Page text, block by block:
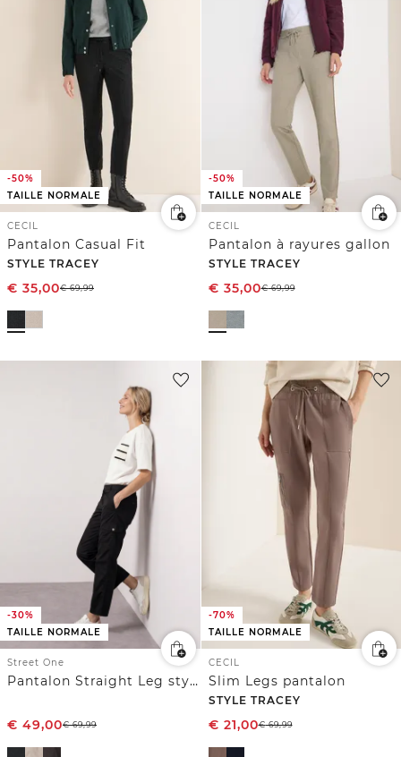
-50%
TAILLE NORMALE
CECIL
Pantalon Casual Fit
STYLE TRACEY
€ 35,00€69,99
-50%
TAILLE NORMALE
CECIL
Pantalon à rayures gallon
STYLE TRACEY
€ 35,00€69,99
-30%
TAILLE NORMALE
Street One
Pantalon Straight Leg style cargo
€ 49,00€69,99
-70%
TAILLE NORMALE
CECIL
Slim Legs pantalon
STYLE TRACEY
€ 21,00€69,99